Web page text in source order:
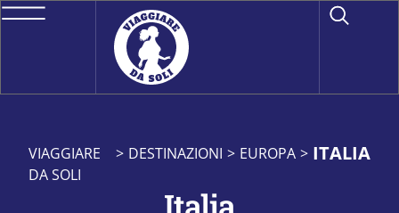
VIAGGIARE
DA SOLI
> DESTINAZIONI > EUROPA > ITALIA